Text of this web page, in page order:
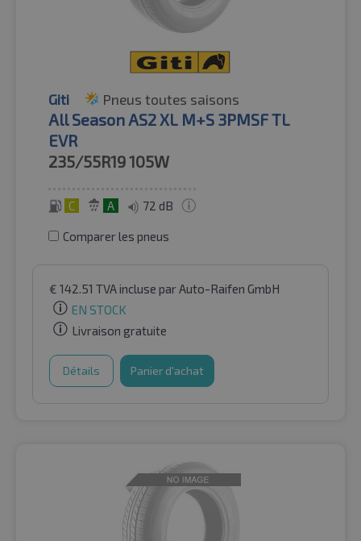
Giti Pneus toutes saisons
All Season AS2 XL M+S 3PMSF TL
EVR
235/55R19105W
C A 72 dB
Comparer les pneus
€ 142.51 TVA incluse par Auto-Raifen GmbH
EN STOCK
Livraison gratuite
Détails Panier d'achat